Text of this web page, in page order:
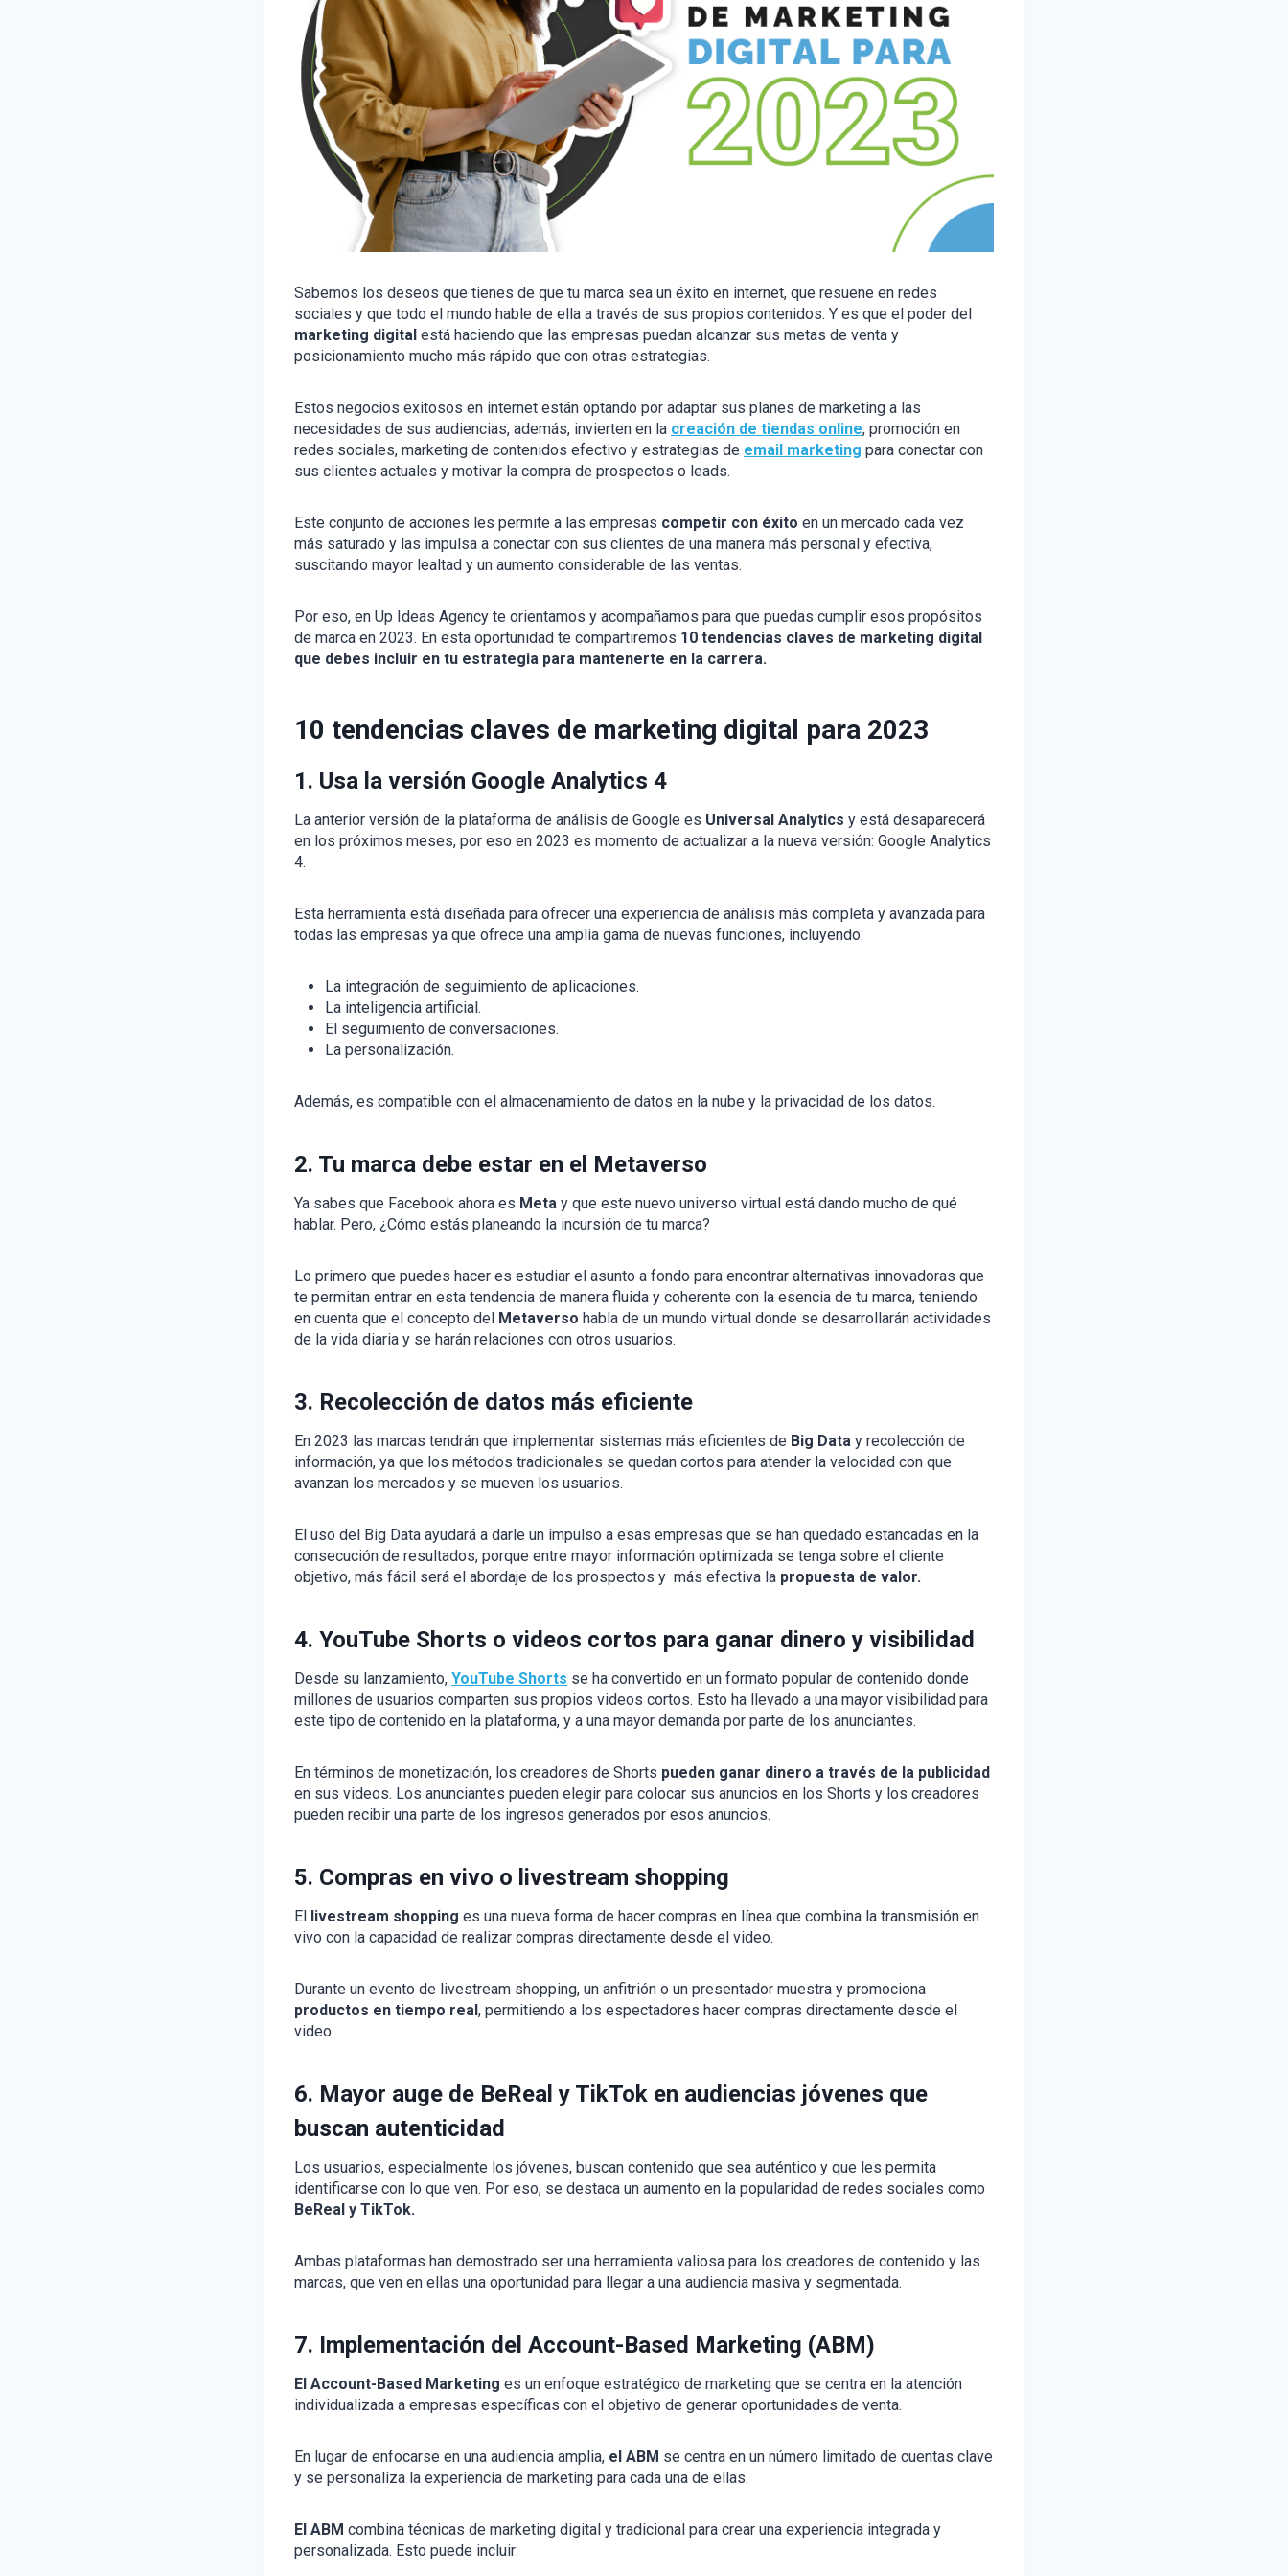
Sabemos los deseos que tienes de que tu marca sea un éxito en internet, que resuene en redes
sociales y que todo el mundo hable de ella a través de sus propios contenidos. Y es que el poder del
marketing digital está haciendo que las empresas puedan alcanzar sus metas de venta y
posicionamiento mucho más rápido que con otras estrategias.
Estos negocios exitosos en internet están optando por adaptar sus planes de marketing a las
necesidades de sus audiencias, además, invierten en la creación de tiendas online, promoción en
redes sociales, marketing de contenidos efectivo y estrategias de email marketing para conectar con
sus clientes actuales y motivar la compra de prospectos o leads.
Este conjunto de acciones les permite a las empresas competir con éxito en un mercado cada vez
más saturado y las impulsa a conectar con sus clientes de una manera más personal y efectiva,
suscitando mayor lealtad y un aumento considerable de las ventas.
Por eso, en Up Ideas Agency te orientamos y acompañamos para que puedas cumplir esos propósitos
de marca en 2023. En esta oportunidad te compartiremos 10 tendencias claves de marketing digital
que debes incluir en tu estrategia para mantenerte en la carrera.
10 tendencias claves de marketing digital para 2023
1. Usa la versión Google Analytics 4
La anterior versión de la plataforma de análisis de Google es Universal Analytics y está desaparecerá
en los próximos meses, por eso en 2023 es momento de actualizar a la nueva versión: Google Analytics
4.
Esta herramienta está diseñada para ofrecer una experiencia de análisis más completa y avanzada para
todas las empresas ya que ofrece una amplia gama de nuevas funciones, incluyendo:
La integración de seguimiento de aplicaciones.
La inteligencia artificial.
El seguimiento de conversaciones.
La personalización.
Además, es compatible con el almacenamiento de datos en la nube y la privacidad de los datos.
2. Tu marca debe estar en el Metaverso
Ya sabes que Facebook ahora es Meta y que este nuevo universo virtual está dando mucho de qué
hablar. Pero, ¿Cómo estás planeando la incursión de tu marca?
Lo primero que puedes hacer es estudiar el asunto a fondo para encontrar alternativas innovadoras que
te permitan entrar en esta tendencia de manera fluida y coherente con la esencia de tu marca, teniendo
en cuenta que el concepto del Metaverso habla de un mundo virtual donde se desarrollarán actividades
de la vida diaria y se harán relaciones con otros usuarios.
3. Recolección de datos más eficiente
En 2023 las marcas tendrán que implementar sistemas más eficientes de Big Data y recolección de
información, ya que los métodos tradicionales se quedan cortos para atender la velocidad con que
avanzan los mercados y se mueven los usuarios.
El uso del Big Data ayudará a darle un impulso a esas empresas que se han quedado estancadas en la
consecución de resultados, porque entre mayor información optimizada se tenga sobre el cliente
objetivo, más fácil será el abordaje de los prospectos y más efectiva la propuesta de valor.
4. YouTube Shorts o videos cortos para ganar dinero y visibilidad
Desde su lanzamiento, YouTube Shorts se ha convertido en un formato popular de contenido donde
millones de usuarios comparten sus propios videos cortos. Esto ha llevado a una mayor visibilidad para
este tipo de contenido en la plataforma, y a una mayor demanda por parte de los anunciantes.
En términos de monetización, los creadores de Shorts pueden ganar dinero a través de la publicidad
en sus videos. Los anunciantes pueden elegir para colocar sus anuncios en los Shorts y los creadores
pueden recibir una parte de los ingresos generados por esos anuncios.
5. Compras en vivo o livestream shopping
El livestream shopping es una nueva forma de hacer compras en línea que combina la transmisión en
vivo con la capacidad de realizar compras directamente desde el video.
Durante un evento de livestream shopping, un anfitrión o un presentador muestra y promociona
productos en tiempo real, permitiendo a los espectadores hacer compras directamente desde el
video.
6. Mayor auge de BeReal y TikTok en audiencias jóvenes que
buscan autenticidad
Los usuarios, especialmente los jóvenes, buscan contenido que sea auténtico y que les permita
identificarse con lo que ven. Por eso, se destaca un aumento en la popularidad de redes sociales como
BeReal y TikTok.
Ambas plataformas han demostrado ser una herramienta valiosa para los creadores de contenido y las
marcas, que ven en ellas una oportunidad para llegar a una audiencia masiva y segmentada.
7. Implementación del Account-Based Marketing (ABM)
El Account-Based Marketing es un enfoque estratégico de marketing que se centra en la atención
individualizada a empresas específicas con el objetivo de generar oportunidades de venta.
En lugar de enfocarse en una audiencia amplia, el ABM se centra en un número limitado de cuentas clave
y se personaliza la experiencia de marketing para cada una de ellas.
El ABM combina técnicas de marketing digital y tradicional para crear una experiencia integrada y
personalizada. Esto puede incluir: